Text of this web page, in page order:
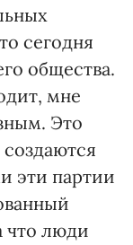
сегодня
общества.
мне
Это
эти партии
что люди